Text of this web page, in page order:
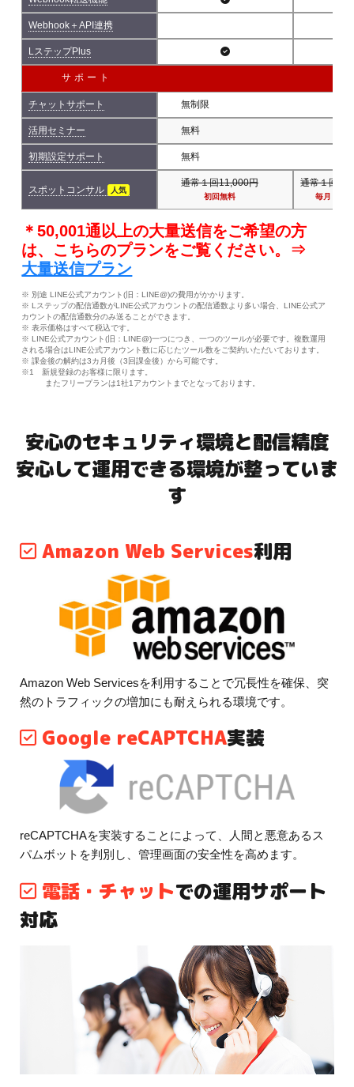
Webhook＋API連携
LステップPlus
サポート
チャットサポート 無制限
活用セミナー 無料
初期設定サポート 無料
スポットコンサル 人気
通常１回11,000円
初回無料
通常１回
毎月１回
＊50,001通以上の大量送信をご希望の方
は、こちらのプランをご覧ください。⇒
大量送信プラン
※ 別途 LINE公式アカウント(旧：LINE@)の費用がかかります。
※ Lステップの配信通数がLINE公式アカウントの配信通数より多い場合、LINE公式ア
カウントの配信通数分のみ送ることができます。
※ 表示価格はすべて税込です。
※ LINE公式アカウント(旧：LINE@)一つにつき、一つのツールが必要です。複数運用
される場合はLINE公式アカウント数に応じたツール数をご契約いただいております。
※ 課金後の解約は3カ月後（3回課金後）から可能です。
※1 新規登録のお客様に限ります。
またフリープランは1社1アカウントまでとなっております。
安心のセキュリティ環境と配信精度
安心して運用できる環境が整っていま
す
Amazon Web Services利用
Amazon Web Servicesを利用することで冗長性を確保、突
然のトラフィックの増加にも耐えられる環境です。
Google reCAPTCHA実装
reCAPTCHAを実装することによって、人間と悪意あるス
パムボットを判別し、管理画面の安全性を高めます。
電話・チャットでの運用サポート
対応